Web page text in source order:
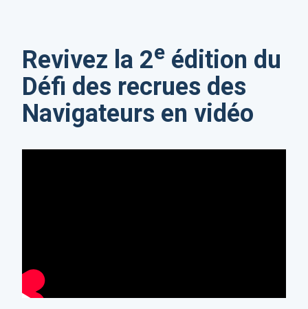
Revivez la 2e édition du
Défi des recrues des
Navigateurs en vidéo